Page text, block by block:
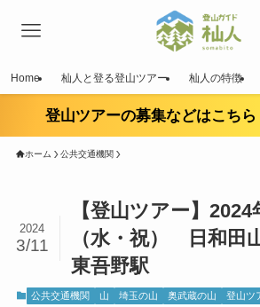
Home 杣人と登る登山ツアー 杣人の特徴
登山ツアーの募集などはこちら
ホーム 公共交通機関
【登山ツアー】2024
（水・祝） 日和田
東吾野駅
2024
3/11
公共交通機関 山 埼玉の山 奥武蔵の山 登山ツ